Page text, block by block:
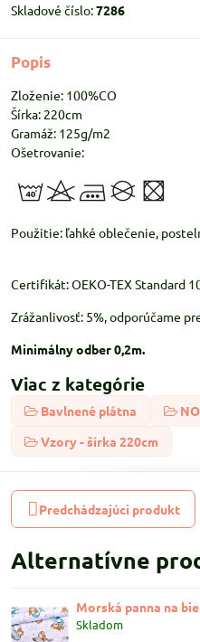
Skladové číslo:7286
Popis
Zloženie: 100%CO
Šírka: 220cm
Gramáž: 125g/m2
Ošetrovanie:
Použitie: ľahké oblečenie,
Certifikát: OEKO-TEX Standard
Zrážanlivosť: 5%, odporúčame
Minimálny odber 0,2m.
Viac z kategórie
Bavlnené plátna
Vzory - šírka 220cm
Predchádzajúci produkt
Alternatívne
Morská panna na
Skladom